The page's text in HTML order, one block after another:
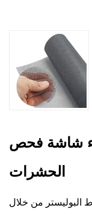
شاشة فحص
الحشرات
البوليستر من خلال